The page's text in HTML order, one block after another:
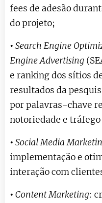
fees de adesão
do projeto;
• Search Engine
Engine Advertising
e ranking dos sítios
resultados da
por palavras-chave
notoriedade e
• Social Media
implementação e
interação com
• Content Marketing: